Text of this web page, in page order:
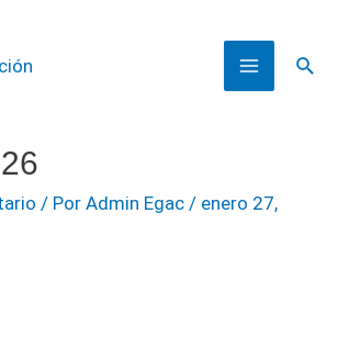
Main
/ PorAdmin Egac/ enero 27,